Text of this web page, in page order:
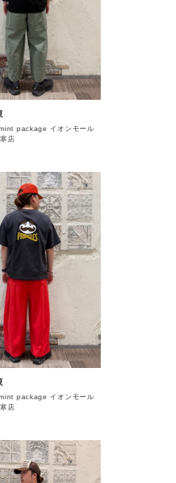
ついて
package イオンモール
店
package イオンモール
店